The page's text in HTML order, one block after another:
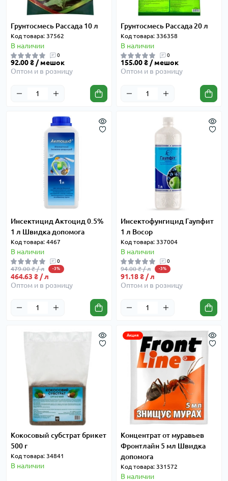
Грунтосмесь Рассада 10 л
Код товара: 37562
В наличии
0
92.00 ₴ / мешок
Оптом и в розницу
Грунтосмесь Рассада 20 л
Код товара: 336358
В наличии
0
155.00 ₴ / мешок
Оптом и в розницу
Инсектицид Актоцид 0.5%
1 л Швидка допомога
Код товара: 4467
В наличии
0
479.00 ₴ / л -3%
464.63 ₴ / л
Оптом и в розницу
Инсектофунгицид Гаупфит
1 л Восор
Код товара: 337004
В наличии
0
94.00 ₴ / л -3%
91.18 ₴ / л
Оптом и в розницу
Кокосовый субстрат брикет
500 г
Код товара: 34841
В наличии
Акция
Концентрат от муравьев
Фронтлайн 5 мл Швидка
допомога
Код товара: 331572
В наличии